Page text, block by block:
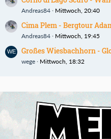
Andreas84 Mittwoch, 20:40
Cima Plem - Bergtour
Andreas84 Mittwoch, 19:45
Großes Wiesbachhorn -
wege Mittwoch, 18:32